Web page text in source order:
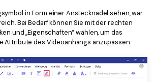
in Form einer Anstecknadel sehen, war
Bei Bedarf können Sie mit der rechten
und „Eigenschaften“ wählen, um das
Attribute des Videoanhangs anzupassen.